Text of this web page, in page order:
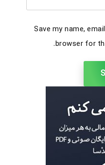
Save my name,
browser for